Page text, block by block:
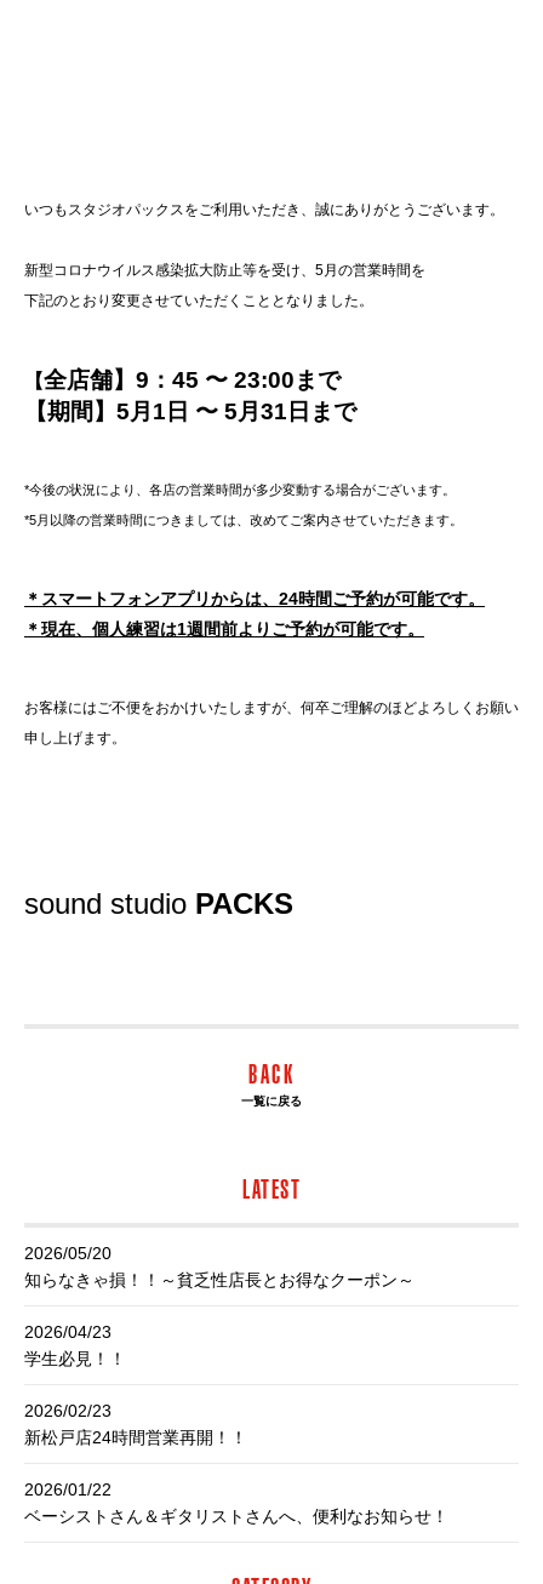
いつもスタジオパックスをご利用いただき、誠にありがとうございます。
新型コロナウイルス感染拡大防止等を受け、5月の営業時間を
下記のとおり変更させていただくこととなりました。
【全店舗】 9 ： 45 〜 23:00まで
【期間】5月1日 〜 5月31日まで
*今後の状況により、各店の営業時間が多少変動する場合がございます。
*5月以降の営業時間につきましては、改めてご案内させていただきます。
＊スマートフォンアプリからは、 24時間ご予約が可能です。
＊現在、個人練習は1週間前よりご予約が可能です。
お客様にはご不便をおかけいたしますが、何卒ご理解のほどよろしくお願い
申し上げます。
sound studio PACKS
BACK
一覧に戻る
LATEST
2026/05/20
知らなきゃ損！！～貧乏性店長とお得なクーポン～
2026/04/23
学生必見！！
2026/02/23
新松戸店24時間営業再開！！
2026/01/22
ベーシストさん＆ギタリストさんへ、便利なお知らせ！